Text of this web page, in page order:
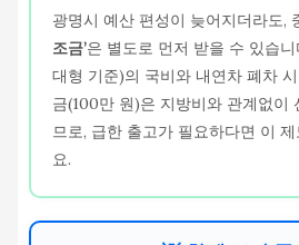
광명시 예산 편성이 늦어지더라도,
조금’은 별도로 먼저 받을 수 있습
대형 기준)의 국비와 내연차 폐차
금(100만 원)은 지방비와 관계없이
므로, 급한 출고가 필요하다면 이
요.